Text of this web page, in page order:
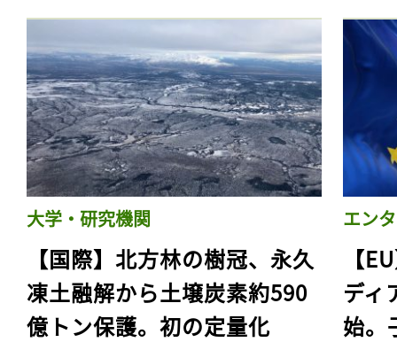
大学・研究機関
【国際】北方林の樹冠、永久
凍土融解から土壌炭素約590
億トン保護。初の定量化
エン
【
ディ
始。